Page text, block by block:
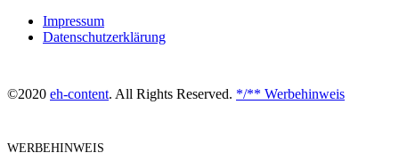
Impressum
Datenschutzerklärung
©2020 eh-content. All Rights Reserved. */** Werbehinweis
WERBEHINWEIS